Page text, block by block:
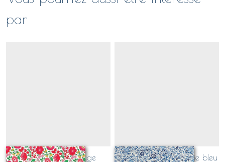
par
Liberty d'Anjo Rouge
Liberty Katie and Millie bleu